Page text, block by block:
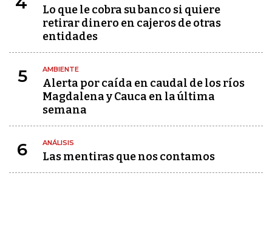
Lo que le cobra su banco si quiere
retirar dinero en cajeros de otras
entidades
5 AMBIENTE
Alerta por caída en caudal de los ríos
Magdalena y Cauca en la última
semana
6 ANÁLISIS
Las mentiras que nos contamos